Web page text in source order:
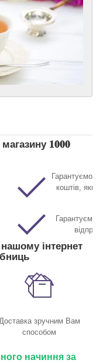
𝟏𝟎𝟎𝟎
Гарантуємо
коштів,
Гарантуємо
інтернет
зручним Вам
способом
начиння за